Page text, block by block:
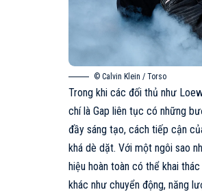
© Calvin Klein / Torso
Trong khi các đối thủ như
chí là Gap liên tục có những
đầy sáng tạo, cách tiếp cận
khá dè dặt. Với một ngôi sao
hiệu hoàn toàn có thể khai
khác như chuyển động, năng